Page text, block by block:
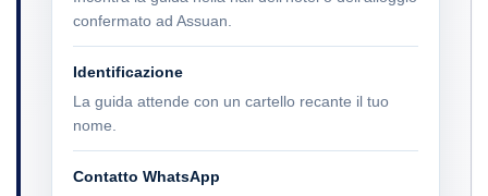
confermato ad Assuan.
Identificazione
La guida attende con un cartello recante il tuo
nome.
Contatto WhatsApp